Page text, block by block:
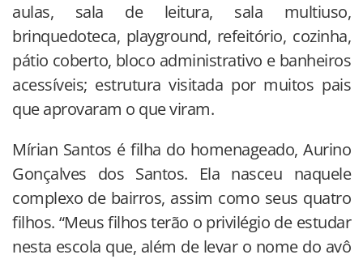
aulas, sala de leitura, sala multiuso,
brinquedoteca, playground, refeitório, cozinha,
pátio coberto, bloco administrativo e banheiros
acessíveis; estrutura visitada por muitos pais
que aprovaram o que viram.
Mírian Santos é filha do homenageado, Aurino
Gonçalves dos Santos. Ela nasceu naquele
complexo de bairros, assim como seus quatro
filhos. “Meus filhos terão o privilégio de estudar
nesta escola que, além de levar o nome do avô